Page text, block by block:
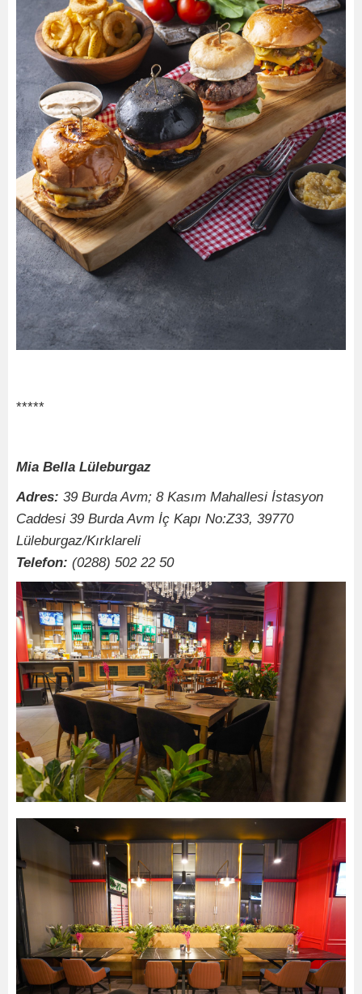
*****
Mia Bella Lüleburgaz
Adres: 39 Burda Avm; 8 Kasım Mahallesi İstasyon
Caddesi 39 Burda Avm İç Kapı No:Z33, 39770
Lüleburgaz/Kırklareli
Telefon: (0288) 502 22 50